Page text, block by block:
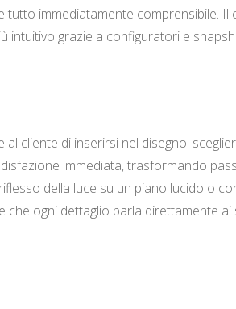
immediatamente comprensibile. Il
intuitivo grazie a configuratori e
cliente di inserirsi nel disegno:
immediata, trasformando
della luce su un piano lucido o
ogni dettaglio parla direttamente ai